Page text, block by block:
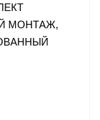
МОНТАЖ,